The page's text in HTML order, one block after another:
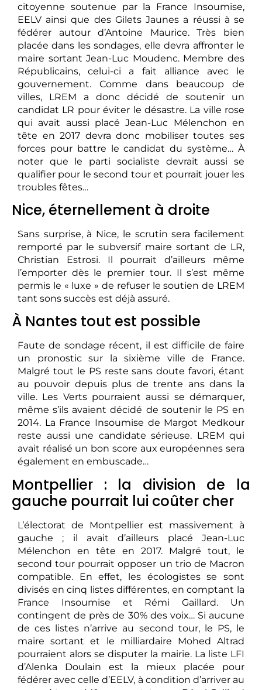
citoyenne soutenue par la France Insoumise,
EELV ainsi que des Gilets Jaunes a réussi à se
fédérer autour d’Antoine Maurice. Très bien
placée dans les sondages, elle devra affronter le
maire sortant Jean-Luc Moudenc. Membre des
Républicains, celui-ci a fait alliance avec le
gouvernement. Comme dans beaucoup de
villes, LREM a donc décidé de soutenir un
candidat LR pour éviter le désastre. La ville rose
qui avait aussi placé Jean-Luc Mélenchon en
tête en 2017 devra donc mobiliser toutes ses
forces pour battre le candidat du système… À
noter que le parti socialiste devrait aussi se
qualifier pour le second tour et pourrait jouer les
troubles fêtes…
Nice, éternellement à droite
Sans surprise, à Nice, le scrutin sera facilement
remporté par le subversif maire sortant de LR,
Christian Estrosi. Il pourrait d’ailleurs même
l’emporter dès le premier tour. Il s’est même
permis le « luxe » de refuser le soutien de LREM
tant sons succès est déjà assuré.
À Nantes tout est possible
Faute de sondage récent, il est difficile de faire
un pronostic sur la sixième ville de France.
Malgré tout le PS reste sans doute favori, étant
au pouvoir depuis plus de trente ans dans la
ville. Les Verts pourraient aussi se démarquer,
même s’ils avaient décidé de soutenir le PS en
2014. La France Insoumise de Margot Medkour
reste aussi une candidate sérieuse. LREM qui
avait réalisé un bon score aux européennes sera
également en embuscade…
Montpellier : la division de la
gauche pourrait lui coûter cher
L’électorat de Montpellier est massivement à
gauche ; il avait d’ailleurs placé Jean-Luc
Mélenchon en tête en 2017. Malgré tout, le
second tour pourrait opposer un trio de Macron
compatible. En effet, les écologistes se sont
divisés en cinq listes différentes, en comptant la
France Insoumise et Rémi Gaillard. Un
contingent de près de 30% des voix… Si aucune
de ces listes n’arrive au second tour, le PS, le
maire sortant et le milliardaire Mohed Altrad
pourraient alors se disputer la mairie. La liste LFI
d’Alenka Doulain est la mieux placée pour
fédérer avec celle d’EELV, à condition d’arriver au